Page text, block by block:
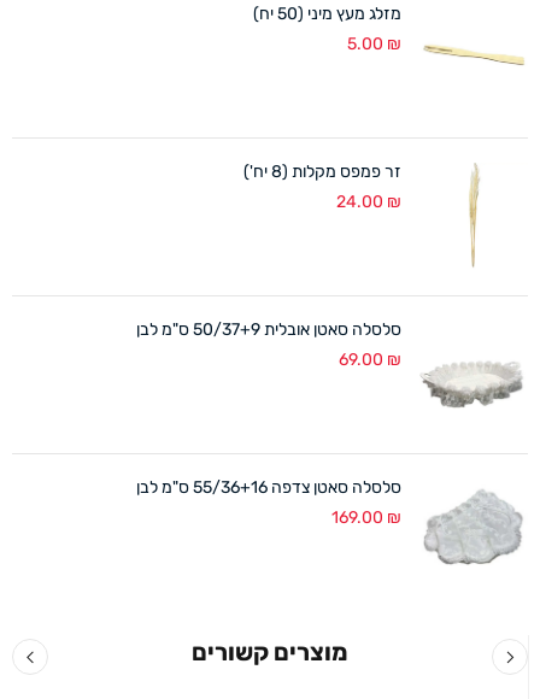
מזלג מעץ מיני (50 יח)
5.00 ₪
זר פמפס מקלות (8 יח')
24.00 ₪
סלסלה סאטן אובלית 50/37+9 ס"מ לבן
69.00 ₪
סלסלה סאטן צדפה 55/36+16 ס"מ לבן
169.00 ₪
מוצרים קשורים